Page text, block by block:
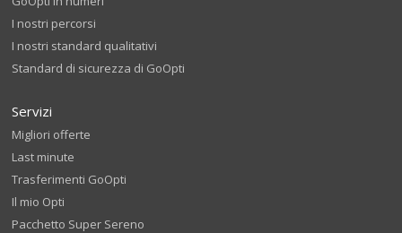
I nostri percorsi
I nostri standard qualitativi
Standard di sicurezza di GoOpti
Servizi
Migliori offerte
Last minute
Trasferimenti GoOpti
Il mio Opti
Pacchetto Super Sereno